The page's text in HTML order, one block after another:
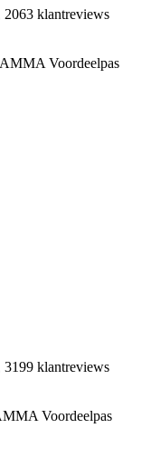
2063 klantreviews
Voordeelpas
3199 klantreviews
Voordeelpas